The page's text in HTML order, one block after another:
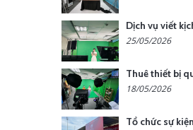
25/05/2026
18/05/2026